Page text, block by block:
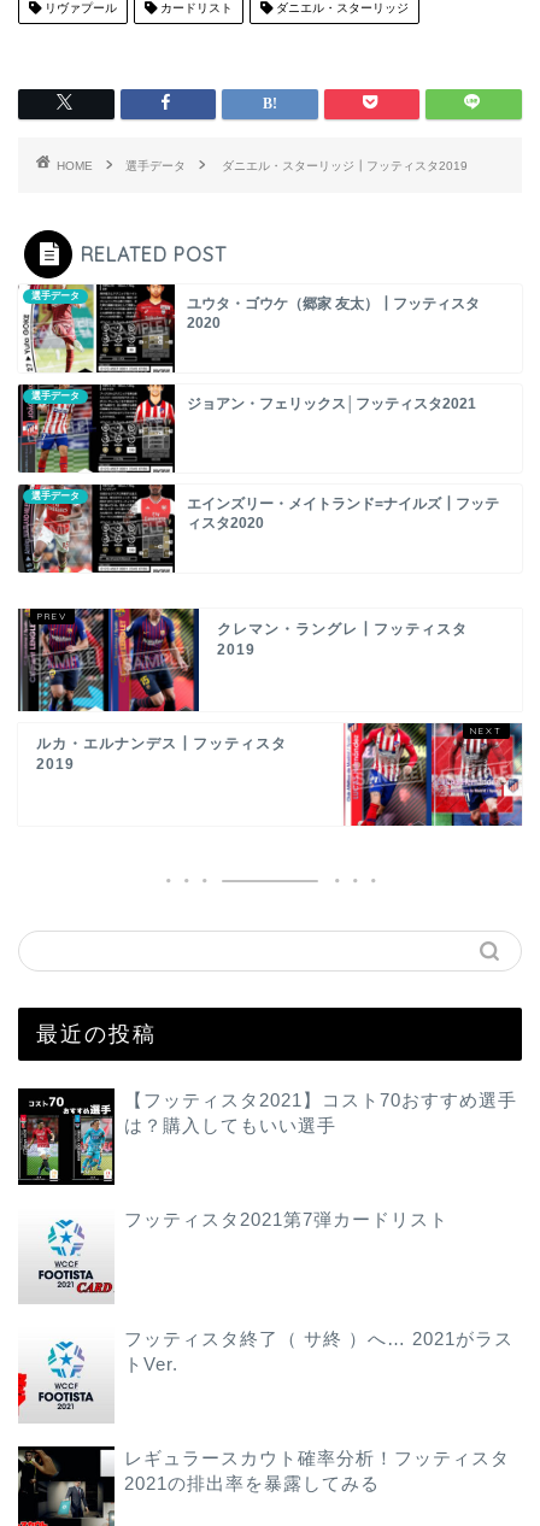
リヴァプール カードリスト ダニエル・スターリッジ
HOME 選手データ ダニエル・スターリッジ┃フッティスタ2019
RELATED POST
選手データ
ユウタ・ゴウケ（郷家 友太）┃フッティスタ
2020
選手データ ジョアン・フェリックス│フッティスタ2021
選手データ
エインズリー・メイトランド=ナイルズ┃フッテ
ィスタ2020
クレマン・ラングレ┃フッティスタ
2019
ルカ・エルナンデス┃フッティスタ
2019
最近の投稿
【フッティスタ2021】コスト70おすすめ選手
は？購入してもいい選手
フッティスタ2021第7弾カードリスト
フッティスタ終了（ サ終 ）へ… 2021がラス
トVer.
レギュラースカウト確率分析！フッティスタ
2021の排出率を暴露してみる